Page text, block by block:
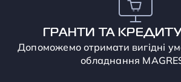
ГРАНТИ ТА
Допоможемо отримати вигідні
обладнання